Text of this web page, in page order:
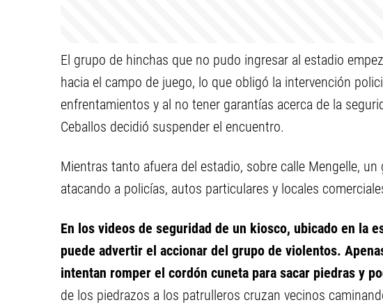
El grupo de hinchas que no pudo ingresar al estadio
hacia el campo de juego, lo que obligó la intervención
enfrentamientos y al no tener garantías acerca de la
Ceballos decidió suspender el encuentro.
Mientras tanto afuera del estadio, sobre calle Mengelle,
atacando a policías, autos particulares y locales
En los videos de seguridad de un kiosco, ubicado en la
puede advertir el accionar del grupo de violentos.
intentan romper el cordón cuneta para sacar piedras y
de los piedrazos a los patrulleros cruzan vecinos